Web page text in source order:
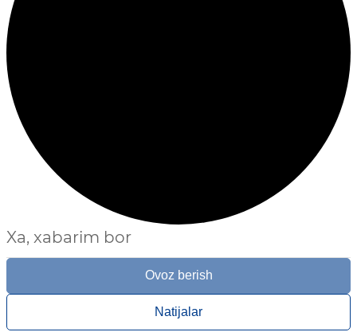
Xa, xabarim bor
Ovoz berish
Natijalar